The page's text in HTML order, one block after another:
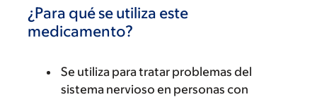
¿Para qué se utiliza este
medicamento?
Se utiliza para tratar problemas del
sistema nervioso en personas con